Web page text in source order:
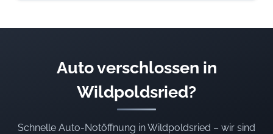
Auto verschlossen in
Wildpoldsried?
Schnelle Auto-Notöffnung in Wildpoldsried – wir sind